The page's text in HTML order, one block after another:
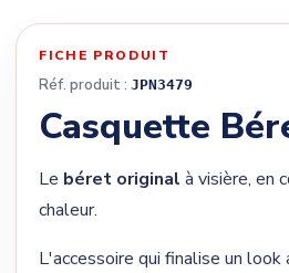
FICHE PRODUIT
Réf. produit : JPN3479
Casquette
Le béret original à visière, en
chaleur.
L'accessoire qui finalise un look